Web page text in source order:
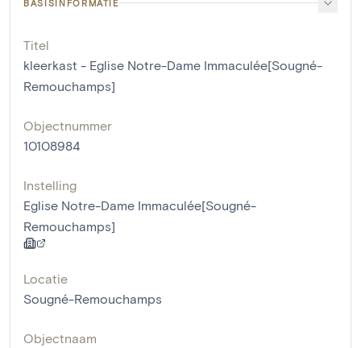
BASISINFORMATIE
Titel
kleerkast - Eglise Notre-Dame Immaculée[Sougné-
Remouchamps]
Objectnummer
10108984
Instelling
Eglise Notre-Dame Immaculée[Sougné-
Remouchamps]
Locatie
Sougné-Remouchamps
Objectnaam